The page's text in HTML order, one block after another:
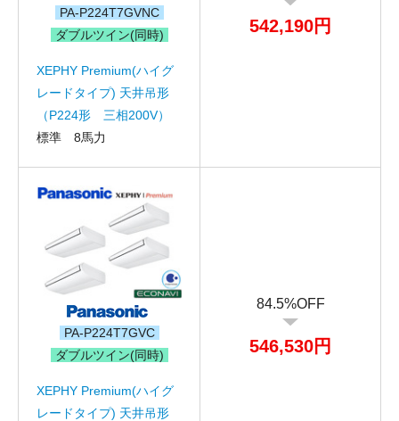
PA-P224T7GVNC
ダブルツイン(同時)
XEPHY Premium(ハイグ
レードタイプ) 天井吊形
（P224形 三相200V）
標準 8馬力
542,190円
PA-P224T7GVC
ダブルツイン(同時)
XEPHY Premium(ハイグ
レードタイプ) 天井吊形
84.5%OFF
546,530円
お名前
電話番号